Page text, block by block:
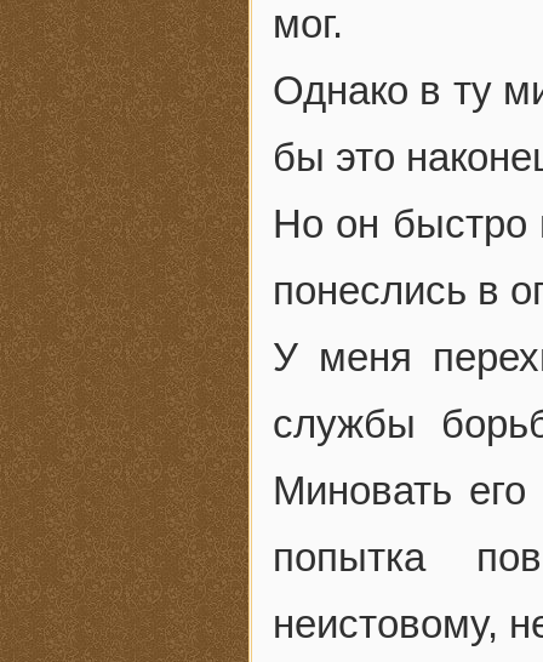
мог.
Однако в ту
бы это
Но он быстро
понеслись в
У меня
службы
Миновать
попытка
неистовому,